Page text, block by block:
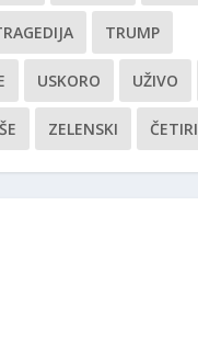
TRUMP
USKORO UŽIVO
ZELENSKI ČETIRI